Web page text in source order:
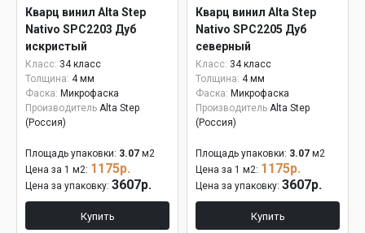
Кварц винил Alta Step
Nativo SPC2203 Дуб
искристый
Класс: 34 класс
Толщина: 4 мм
Фаска: Микрофаска
Производитель Alta Step
(Россия)
Площадь упаковки: 3.07 м2
Цена за 1 м2: 1175р.
Цена за упаковку: 3607р.
Купить
Кварц винил Alta Step
Nativo SPC2205 Дуб
северный
Класс: 34 класс
Толщина: 4 мм
Фаска: Микрофаска
Производитель Alta Step
(Россия)
Площадь упаковки: 3.07 м2
Цена за 1 м2: 1175р.
Цена за упаковку: 3607р.
Купить